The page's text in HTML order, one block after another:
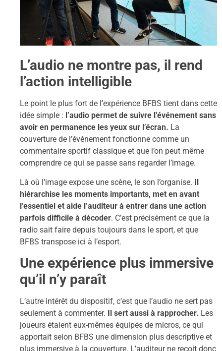
L’audio ne montre pas, il rend
l’action intelligible
Le point le plus fort de l’expérience BFBS tient dans cette
idée simple : l’audio permet de suivre l’événement sans
avoir en permanence les yeux sur l’écran. La
couverture de l’événement fonctionne comme un
commentaire sportif classique et que l’on peut même
comprendre ce qui se passe sans regarder l’image.
Là où l’image expose une scène, le son l’organise. Il
hiérarchise les moments importants, met en avant
l’essentiel et aide l’auditeur à entrer dans une action
parfois difficile à décoder. C’est précisément ce que la
radio sait faire depuis toujours dans le sport, et que
BFBS transpose ici à l’esport.
Une expérience plus immersive
qu’il n’y paraît
L’autre intérêt du dispositif, c’est que l’audio ne sert pas
seulement à commenter.
Il sert aussi à rapprocher. Les
joueurs étaient eux-mêmes équipés de micros, ce qui
apportait selon BFBS une dimension plus descriptive et
plus immersive à la couverture. L’auditeur ne reçoit donc